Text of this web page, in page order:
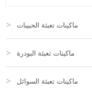
ماكينات تعبئة الحبيبات
ماكينات تعبئة البودرة
ماكينات تعبئة السوائل